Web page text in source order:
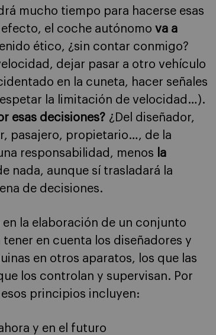
mucho tiempo para hacerse esas
el coche autónomo va a
ético, ¿sin contar conmigo?
dejar pasar a otro vehículo
en la cuneta, hacer señales
la limitación de velocidad…).
esas decisiones? ¿Del diseñador,
pasajero, propietario…, de la
responsabilidad, menos la
nada, aunque sí trasladará la
de decisiones.
la elaboración de un conjunto
en cuenta los diseñadores y
en otros aparatos, los que las
los controlan y supervisan. Por
principios incluyen:
y en el futuro